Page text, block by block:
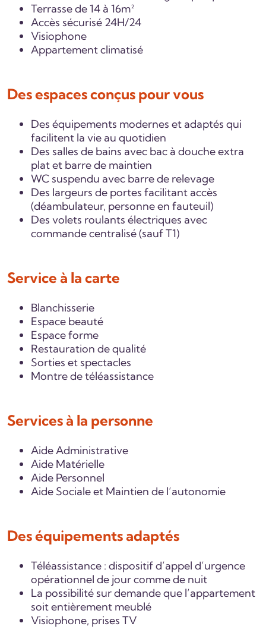
Terrasse de 14 à 16m²
Accès sécurisé 24H/24
Visiophone
Appartement climatisé
Des espaces conçus pour vous
Des équipements modernes et adaptés qui
facilitent la vie au quotidien
Des salles de bains avec bac à douche extra
plat et barre de maintien
WC suspendu avec barre de relevage
Des largeurs de portes facilitant accès
(déambulateur, personne en fauteuil)
Des volets roulants électriques avec
commande centralisé (sauf T1)
Service à la carte
Blanchisserie
Espace beauté
Espace forme
Restauration de qualité
Sorties et spectacles
Montre de téléassistance
Services à la personne
Aide Administrative
Aide Matérielle
Aide Personnel
Aide Sociale et Maintien de l’autonomie
Des équipements adaptés
Téléassistance : dispositif d’appel d’urgence
opérationnel de jour comme de nuit
La possibilité sur demande que l’appartement
soit entièrement meublé
Visiophone, prises TV